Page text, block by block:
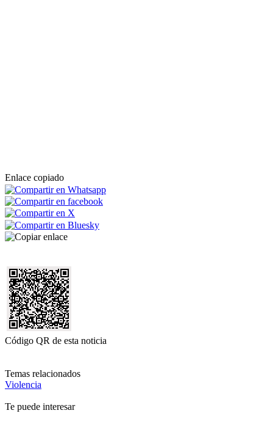
Enlace copiado
Código QR de esta noticia
Temas relacionados
Violencia
Te puede interesar